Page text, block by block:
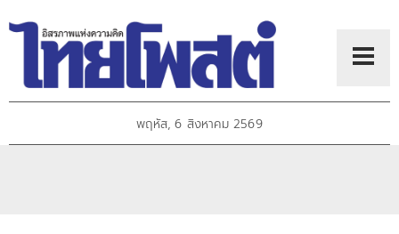
พฤหัส, 6 สิงหาคม 2569